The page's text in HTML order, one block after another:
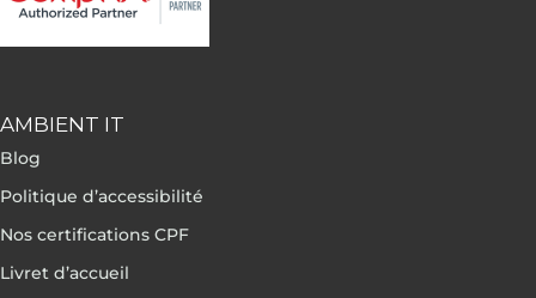
AMBIENT IT
Blog
Politique d’accessibilité
Nos certifications CPF
Livret d’accueil